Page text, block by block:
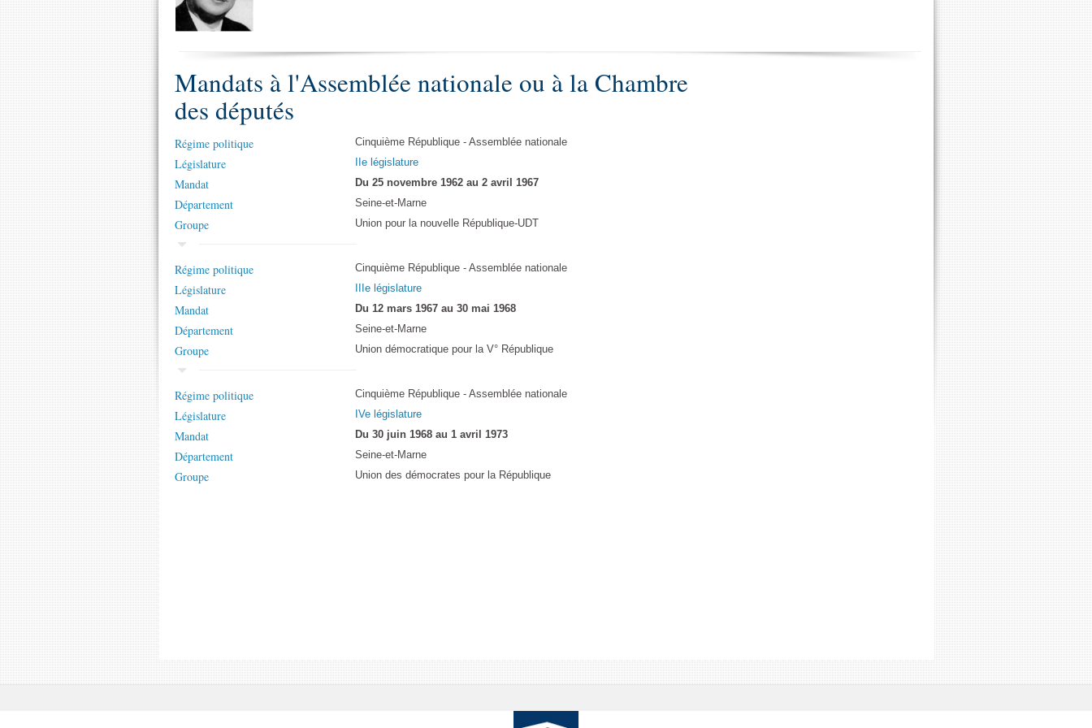
Mandats à l'Assemblée nationale ou à la Chambre
des députés
Régime politique Cinquième République - Assemblée nationale
Législature IIe législature
Mandat Du 25 novembre 1962 au 2 avril 1967
Département Seine-et-Marne
Groupe Union pour la nouvelle République-UDT
Régime politique Cinquième République - Assemblée nationale
Législature IIIe législature
Mandat Du 12 mars 1967 au 30 mai 1968
Département Seine-et-Marne
Groupe Union démocratique pour la V° République
Régime politique Cinquième République - Assemblée nationale
Législature IVe législature
Mandat Du 30 juin 1968 au 1 avril 1973
Département Seine-et-Marne
Groupe Union des démocrates pour la République